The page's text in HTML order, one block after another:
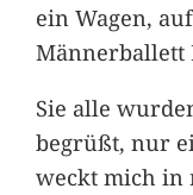
ein Wagen,
Männerballett
Sie alle
begrüßt, nur
weckt mich in